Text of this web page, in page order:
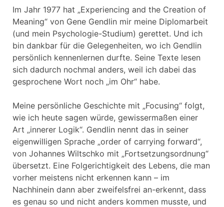
Im Jahr 1977 hat „Experiencing and the Creation of
Meaning“ von Gene Gendlin mir meine Diplomarbeit
(und mein Psychologie-Studium) gerettet. Und ich
bin dankbar für die Gelegenheiten, wo ich Gendlin
persönlich kennenlernen durfte. Seine Texte lesen
sich dadurch nochmal anders, weil ich dabei das
gesprochene Wort noch „im Ohr“ habe.
Meine persönliche Geschichte mit „Focusing“ folgt,
wie ich heute sagen würde, gewissermaßen einer
Art „innerer Logik“. Gendlin nennt das in seiner
eigenwilligen Sprache „order of carrying forward“,
von Johannes Wiltschko mit „Fortsetzungsordnung“
übersetzt. Eine Folgerichtigkeit des Lebens, die man
vorher meistens nicht erkennen kann – im
Nachhinein dann aber zweifelsfrei an-erkennt, dass
es genau so und nicht anders kommen musste, und